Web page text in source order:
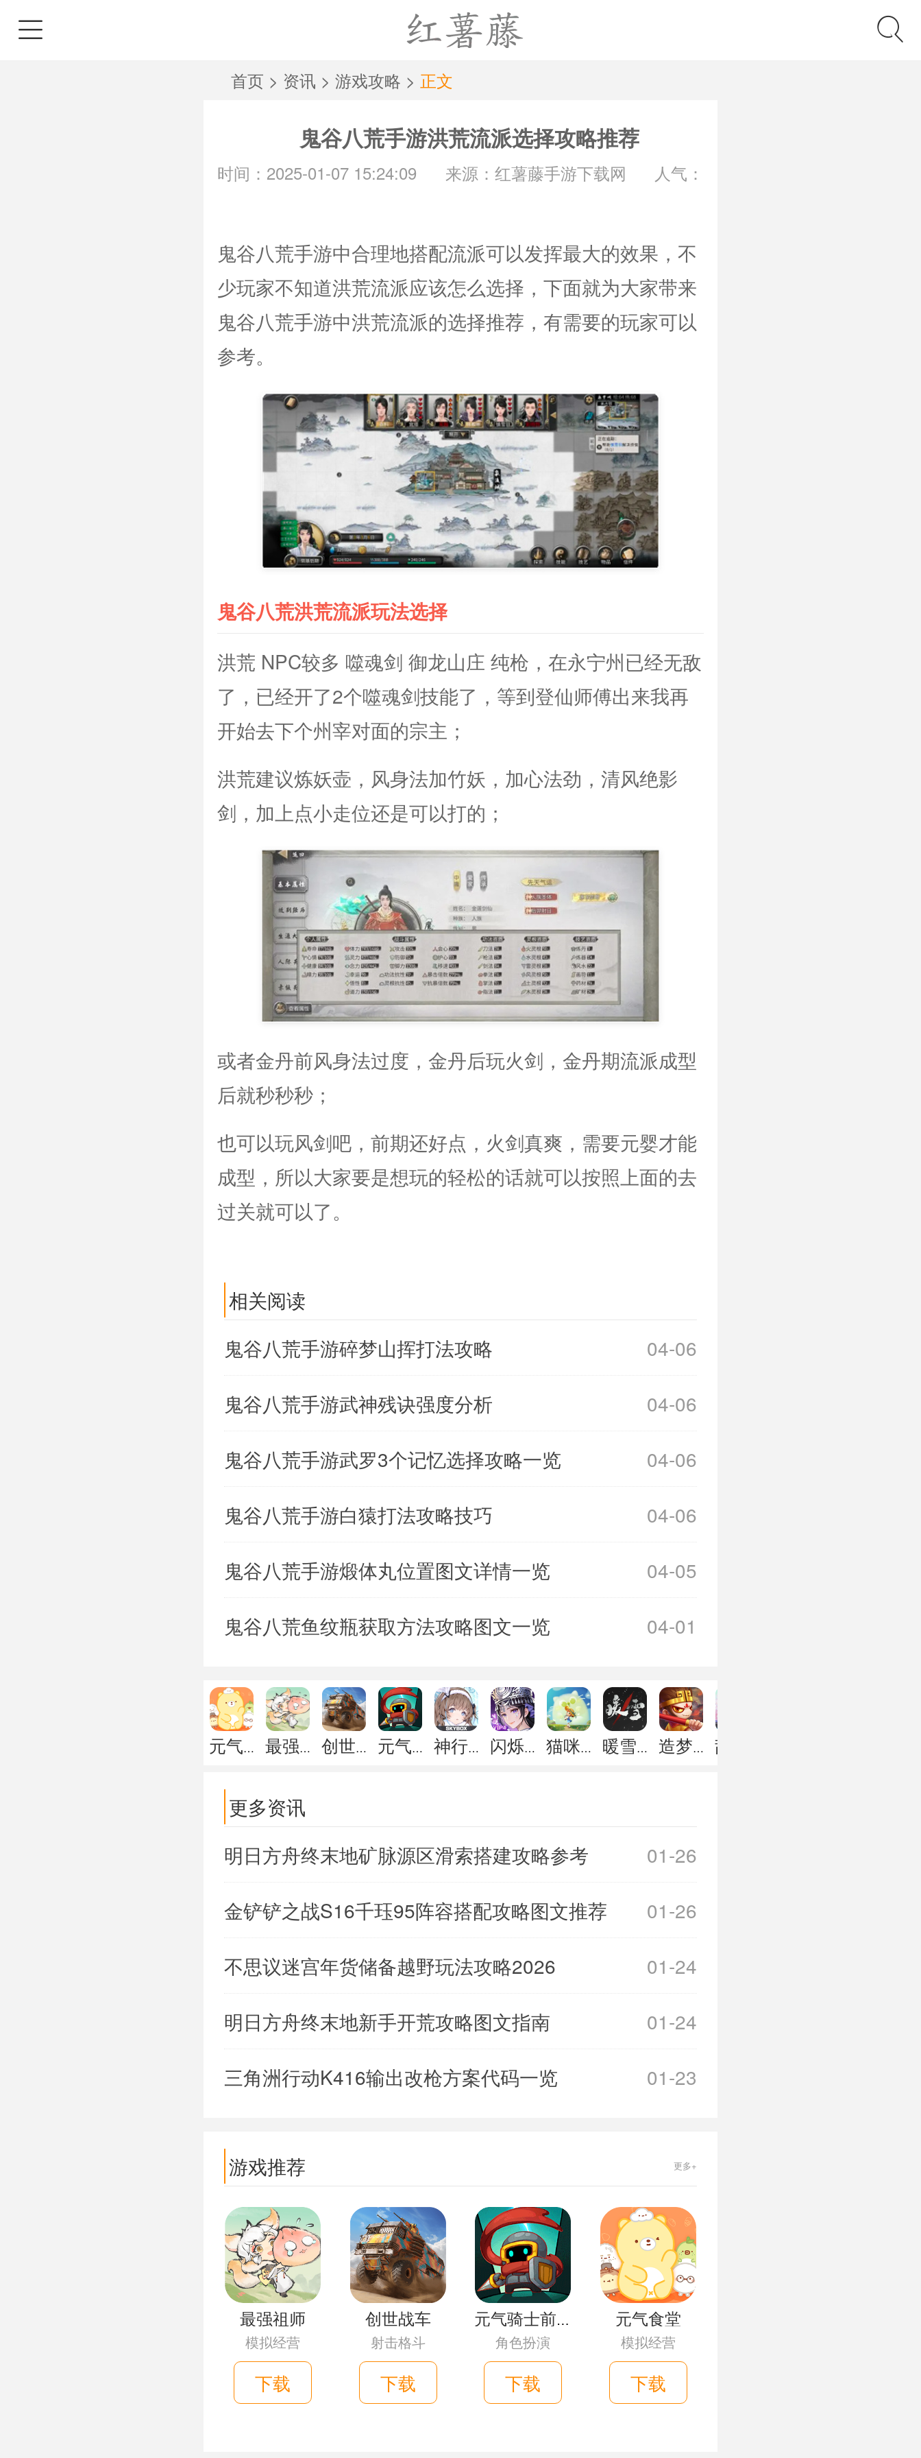
首页 > 资讯 > 游戏攻略 > 正文
鬼谷八荒手游洪荒流派选择攻略推荐
时间：2025-01-07 15:24:09 来源：红薯藤手游下载网 人气：
鬼谷八荒手游中合理地搭配流派可以发挥最大的效果，不
少玩家不知道洪荒流派应该怎么选择，下面就为大家带来
鬼谷八荒手游中洪荒流派的选择推荐，有需要的玩家可以
参考。
鬼谷八荒洪荒流派玩法选择
洪荒 NPC较多 噬魂剑 御龙山庄 纯枪，在永宁州已经无敌
了，已经开了2个噬魂剑技能了，等到登仙师傅出来我再
开始去下个州宰对面的宗主；
洪荒建议炼妖壶，风身法加竹妖，加心法劲，清风绝影
剑，加上点小走位还是可以打的；
或者金丹前风身法过度，金丹后玩火剑，金丹期流派成型
后就秒秒秒；
也可以玩风剑吧，前期还好点，火剑真爽，需要元婴才能
成型，所以大家要是想玩的轻松的话就可以按照上面的去
过关就可以了。
相关阅读
04-06
鬼谷八荒手游碎梦山挥打法攻略
04-06
鬼谷八荒手游武神残诀强度分析
04-06
鬼谷八荒手游武罗3个记忆选择攻略一览
04-06
鬼谷八荒手游白猿打法攻略技巧
04-05
鬼谷八荒手游煅体丸位置图文详情一览
04-01
鬼谷八荒鱼纹瓶获取方法攻略图文一览
元气食堂最强祖师创世战车元气骑士前传
神行少女闪烁之光猫咪公寓2暖雪手游造梦无双乱世三国志
更多资讯
01-26
明日方舟终末地矿脉源区滑索搭建攻略参考
01-26
金铲铲之战S16千珏95阵容搭配攻略图文推荐
01-24
不思议迷宫年货储备越野玩法攻略2026
01-24
明日方舟终末地新手开荒攻略图文指南
01-23
三角洲行动K416输出改枪方案代码一览
游戏推荐 更多+
最强祖师
模拟经营
下载
创世战车
射击格斗
下载
元气骑士前传
角色扮演
下载
元气食堂
模拟经营
下载